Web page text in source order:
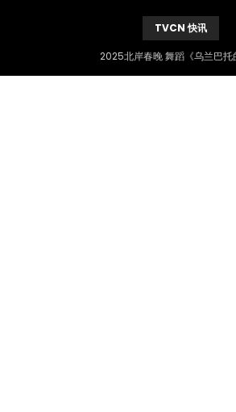
TVCN 快讯
2025北岸春晚 舞蹈《乌兰巴托